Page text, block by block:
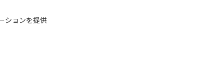
ションを提供